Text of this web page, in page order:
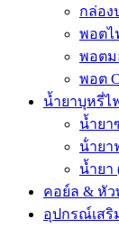
กล่อง
พอตไ
พอต
พอต
น้ำยาบุหรี่ไ
น้ำยา
น้ํายา
น้ำยา
คอย์ล & หัว
อุปกรณ์เสริม